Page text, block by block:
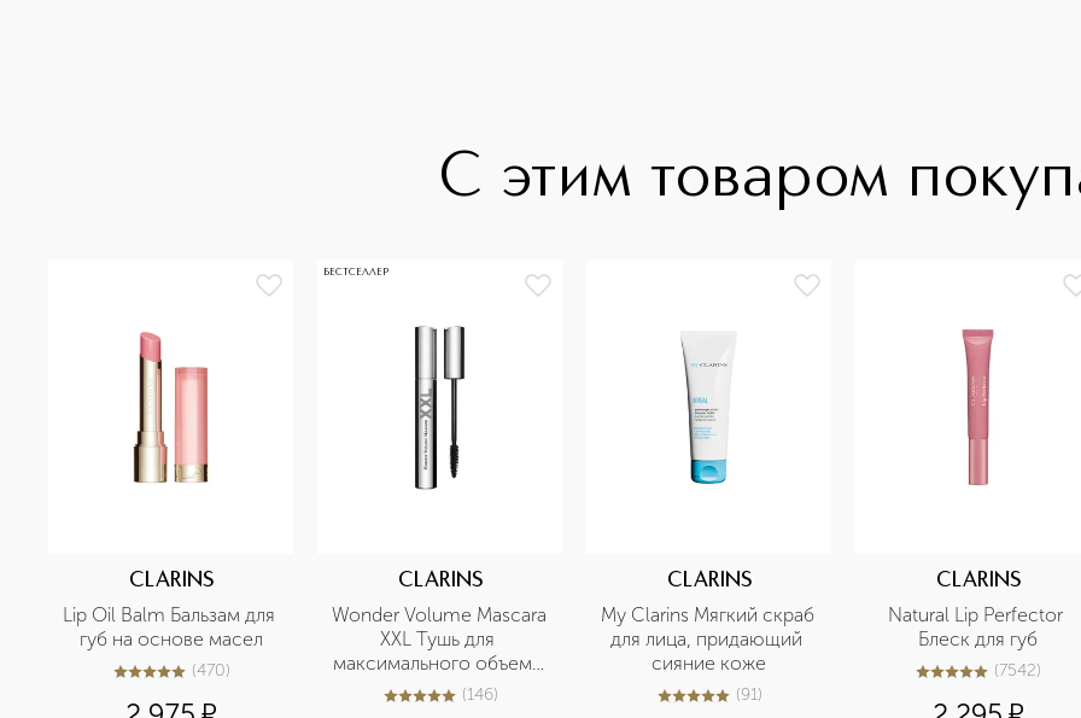
С этим товаром
CLARINS
Lip Oil Balm Бальзам для
губ на основе масел
4.9из5470 (470)
БЕСТСЕЛЛЕР
CLARINS
Wonder Volume Mascara
XXL Тушь для
максимального объема
ресниц
4.9из5146 (146)
CLARINS
My Clarins Мягкий скраб
для лица, придающий
сияние коже
5из 591 (91)
CLARINS
Natural Lip Perfector
Блеск для губ
5из 57542 (7542)